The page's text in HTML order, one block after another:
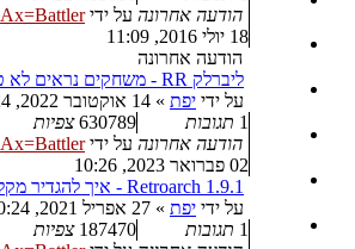
הודעה אחרונה על ידיAx=Battler
18 יולי 2016, 11:09
הודעה אחרונה
ליברלק RR - משחקים נראים לא טוב ושלט מתנתק
על ידי יפת » 14 אוקטובר 2022, 11:24
1 תגובות 630789 צפיות
הודעה אחרונה על ידיAx=Battler
02 פברואר 2023, 10:26
Retroarch 1.9.1 - איך להגדיר מקלדת במשחקי דוס?
על ידי יפת » 27 אפריל 2021, 10:24
1 תגובות 187470 צפיות